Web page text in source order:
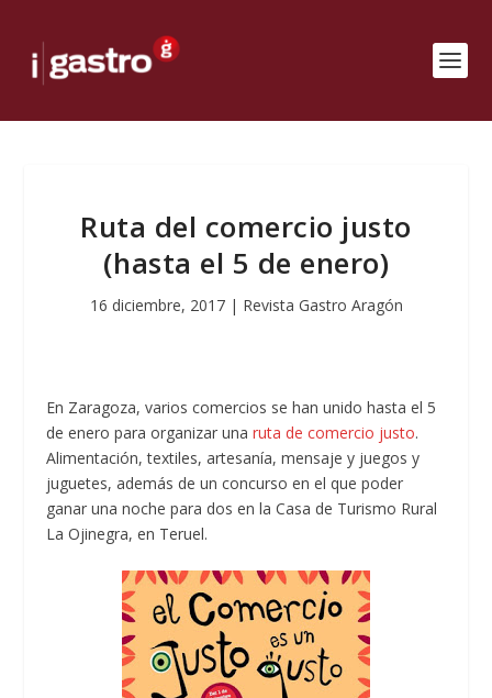
Ruta del comercio justo
(hasta el 5 de enero)
16 diciembre, 2017| Revista Gastro Aragón
En Zaragoza, varios comercios se han unido hasta el 5
de enero para organizar unaruta de comercio justo.
Alimentación, textiles, artesanía, mensaje y juegos y
juguetes, además de un concurso en el que poder
ganar una noche para dos en la Casa de Turismo Rural
La Ojinegra, en Teruel.